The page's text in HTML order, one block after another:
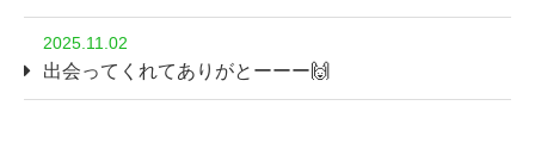
2025.11.02
出会ってくれてありがとーーー🙌